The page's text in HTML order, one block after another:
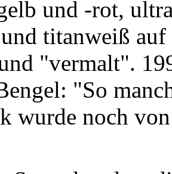
und -rot,
titanweiß
"vermalt".
"So
wurde noch